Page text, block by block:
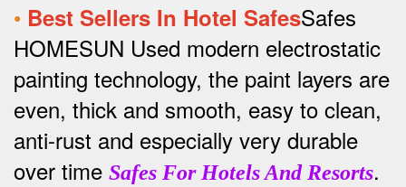
• Best Sellers In Hotel SafesSafes
HOMESUN Used modern electrostatic
painting technology, the paint layers are
even, thick and smooth, easy to clean,
anti-rust and especially very durable
over time Safes For Hotels And Resorts.